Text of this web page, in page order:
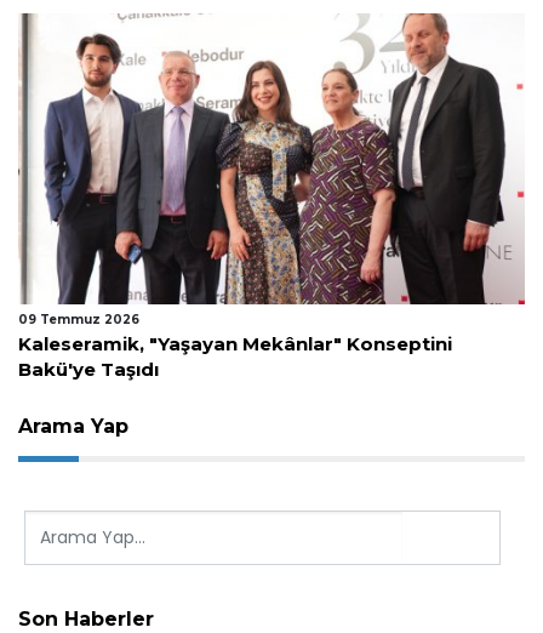
09 Temmuz 2026
Kaleseramik, "Yaşayan Mekânlar" Konseptini
Bakü'ye Taşıdı
Arama Yap
Son Haberler